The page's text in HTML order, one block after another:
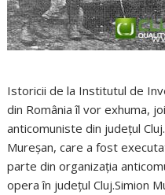
Istoricii de la Institutul de
din România îl vor exhuma,
anticomuniste din judeţul
Mureşan, care a fost
parte din organizaţia
opera în judeţul Cluj.Simion